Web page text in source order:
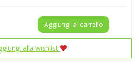
Aggiungi al carrello
alla wishlist